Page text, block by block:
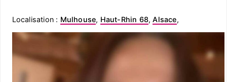
Localisation : Mulhouse, Haut-Rhin 68,Alsace,